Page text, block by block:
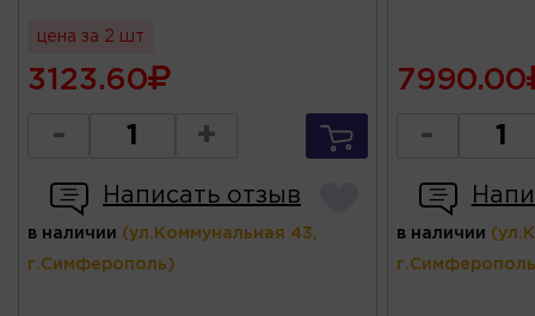
цена за 2 шт
3123.60
- +
Написать отзыв
в наличии (ул.Коммунальная 43,
г.Симферополь)
7990.00
-
в наличии